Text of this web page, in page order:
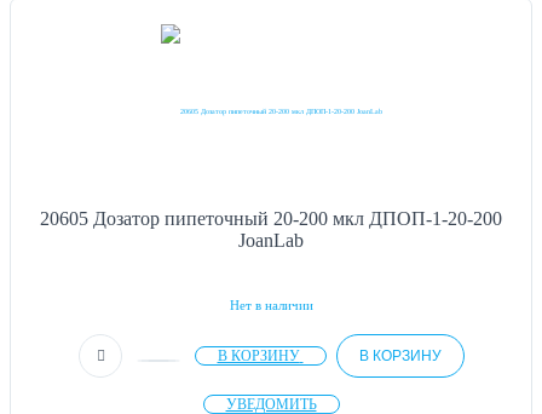
20605 Дозатор пипеточный 20-200 мкл ДПОП-1-20-200
JoanLab
Нет в наличии
В КОРЗИНУ В КОРЗИНУ
УВЕДОМИТЬ